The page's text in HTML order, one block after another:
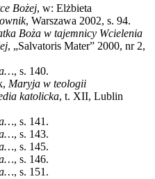
Bożej, w: Elżbieta
, Warszawa 2002, s. 94.
Boża w tajemnicy Wcielenia
, „Salvatoris Mater” 2000, nr 2,
, s. 140.
Maryja w teologii
katolicka, t. XII, Lublin
, s. 141.
, s. 143.
, s. 145.
, s. 146.
, s. 151.